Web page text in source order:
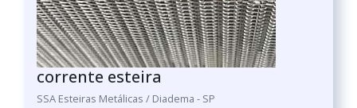
corrente esteira
SSA Esteiras Metálicas / Diadema - SP